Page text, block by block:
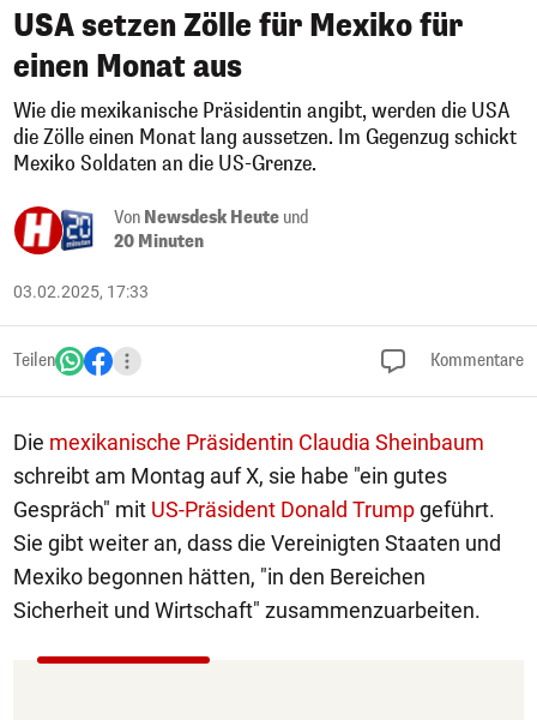
USA setzen Zölle für Mexiko für
einen Monat aus
Wie die mexikanische Präsidentin angibt, werden die USA
die Zölle einen Monat lang aussetzen. Im Gegenzug schickt
Mexiko Soldaten an die US-Grenze.
Von Newsdesk Heute und
20 Minuten
03.02.2025, 17:33
Teilen Kommentare
Die mexikanische Präsidentin Claudia Sheinbaum
schreibt am Montag auf X, sie habe "ein gutes
Gespräch" mit US-Präsident Donald Trumpgeführt.
Sie gibt weiter an, dass die Vereinigten Staaten und
Mexiko begonnen hätten, "in den Bereichen
Sicherheit und Wirtschaft" zusammenzuarbeiten.